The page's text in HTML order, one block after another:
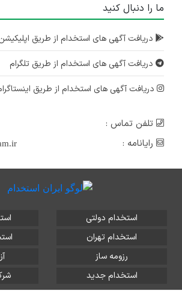
ما را دنبال کنید
دریافت آگهی های استخدام از طریق
دریافت آگهی های استخدام از طریق تلگرام
دریافت آگهی های استخدام از طریق
تلفن تماس :
رایانامه :
استخدام دولتی
استخدام تهران
رزومه ساز
استخدام جدید